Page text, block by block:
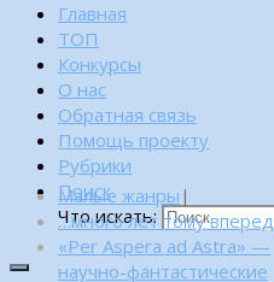
Главная
ТОП
Конкурсы
О нас
Обратная связь
Помощь проекту
Рубрики
Поиск
Что искать:
Малые жанры |
…много лет тому вперед
«Per Aspera ad Astra» —
научно-фантастические